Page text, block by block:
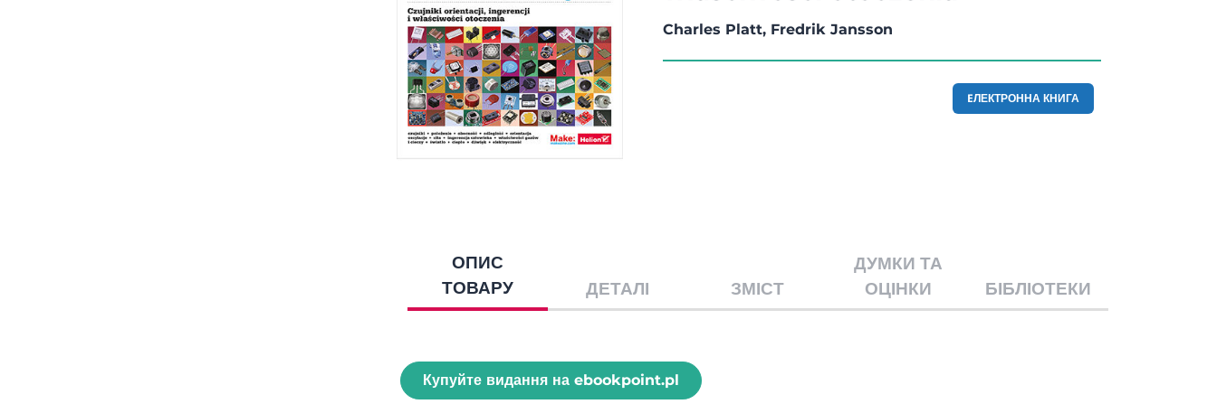
Charles Platt, Fredrik Jansson
EЛЕКТРОННА КНИГА
ОПИС
ТОВАРУ
ДЕТАЛІ ЗМІСТ
ДУМКИ ТА
ОЦІНКИ
БІБЛІОТЕКИ
Купуйте видання на ebookpoint.pl